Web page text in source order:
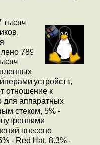
тысяч
789
устройств,
отношение к
для аппаратных
стеком, 5% -
внесено
- Red Hat, 8.3% -